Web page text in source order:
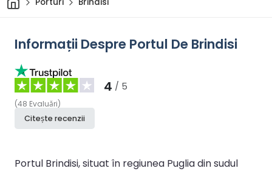
Informații Despre Portul De Brindisi
4 / 5
(48 Evaluări)
Citește recenzii
Portul Brindisi, situat în regiunea Puglia din sudul